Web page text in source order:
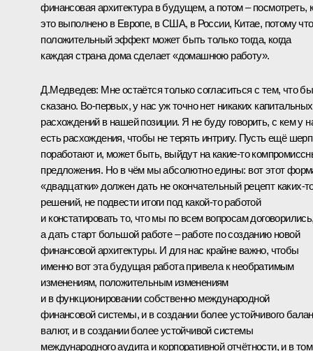
финансовая архитектура в будущем, а потом – посмотреть,
это выполнено в Европе, в США, в России, Китае, потому что
положительный эффект может быть только тогда, когда
каждая страна дома сделает «домашнюю работу».
Д.Медведев: Мне остаётся только согласиться с тем, что
сказано. Во‑первых, у нас уж точно нет никаких капитальных
расхождений в нашей позиции. Я не буду говорить, с кем у
есть расхождения, чтобы не терять интригу. Пусть ещё
поработают и, может быть, выйдут на какие‑то
предложения. Но в чём мы абсолютно едины: вот этот
«двадцатки» должен дать не окончательный рецепт
решений, не подвести итоги под какой‑то работой
и констатировать то, что мы по всем вопросам
а дать старт большой работе – работе по созданию новой
финансовой архитектуры. И для нас крайне важно, чтобы
именно вот эта будущая работа привела к необратимым
изменениям, положительным изменениям
и в функционировании собственно международной
финансовой системы, и в создании более устойчивого
валют, и в создании более устойчивой системы
международного аудита и корпоративной отчётности, и в